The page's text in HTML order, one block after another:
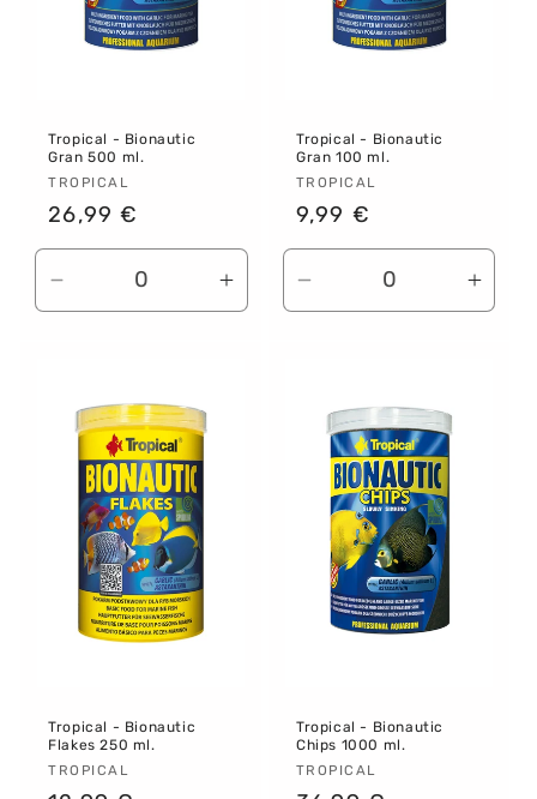
Tropical - Bionautic
Gran 500 ml.
Proveedor:
TROPICAL
Precio
habitual
26,99 €
Reducir
cantidad
Title
Aumentar
cantidad
Tropical - Bionautic
Gran 100 ml.
Proveedor:
TROPICAL
Precio
habitual
9,99 €
Reducir
cantidad
Title
Tropical - Bionautic
Flakes 250 ml.
Proveedor:
TROPICAL
Tropical - Bionautic
Chips 1000 ml.
Proveedor:
TROPICAL